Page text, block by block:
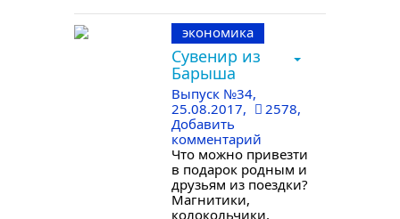
экономика
Сувенир из
Барыша
Выпуск №34,
25.08.2017,
2578,
Добавить
комментарий
Что можно привезти
в подарок родным и
друзьям из поездки?
Магнитики,
колокольчики,